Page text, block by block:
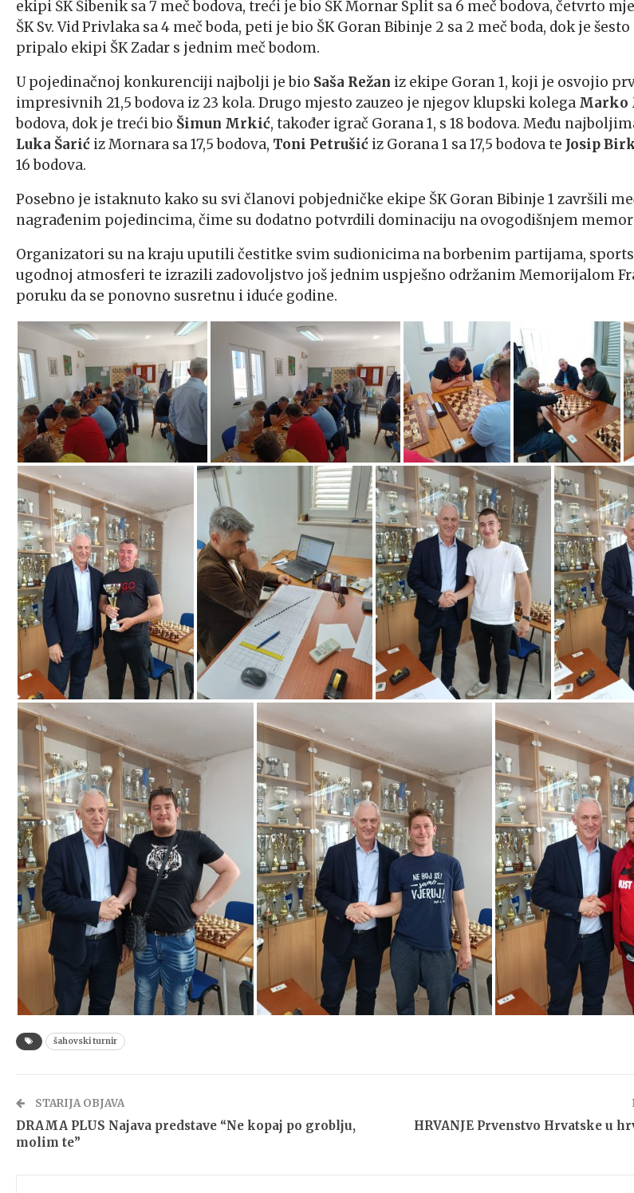
ekipi ŠK Šibenik sa 7 meč bodova, treći je bio ŠK Mornar Split sa 6 meč bodova, četvrto
ŠK Sv. Vid Privlaka sa 4 meč boda, peti je bio ŠK Goran Bibinje 2 sa 2 meč boda, dok je
pripalo ekipi ŠK Zadar s jednim meč bodom.
U pojedinačnoj konkurenciji najbolji je bio Saša Režan iz ekipe Goran 1, koji je osvojio
impresivnih 21,5 bodova iz 23 kola. Drugo mjesto zauzeo je njegov klupski kolega Marko
bodova, dok je treći bio Šimun Mrkić, također igrač Gorana 1, s 18 bodova. Među
Luka Šarić iz Mornara sa 17,5 bodova, Toni Petrušić iz Gorana 1 sa 17,5 bodova te Josip
16 bodova.
Posebno je istaknuto kako su svi članovi pobjedničke ekipe ŠK Goran Bibinje 1 završili
nagrađenim pojedincima, čime su dodatno potvrdili dominaciju na ovogodišnjem
Organizatori su na kraju uputili čestitke svim sudionicima na borbenim partijama,
ugodnoj atmosferi te izrazili zadovoljstvo još jednim uspješno održanim Memorijalom
poruku da se ponovno susretnu i iduće godine.
šahovski turnir
STARIJA OBJAVA
DRAMA PLUS Najava predstave “Ne kopaj po groblju,
molim te”
HRVANJE Prvenstvo Hrvatske u